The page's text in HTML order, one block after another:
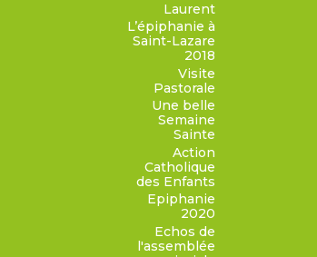
Laurent
L’épiphanie à
Saint-Lazare
2018
Visite
Pastorale
Une belle
Semaine
Sainte
Action
Catholique
des Enfants
Epiphanie
2020
Echos de
l'assemblée